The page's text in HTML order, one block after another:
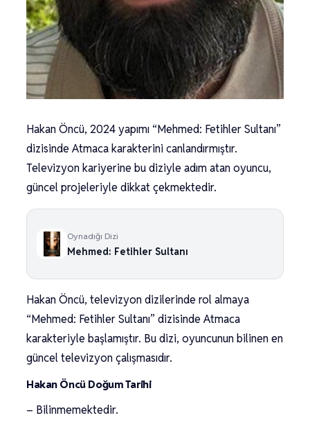
Hakan Öncü, 2024 yapımı “Mehmed: Fetihler Sultanı”
dizisinde Atmaca karakterini canlandırmıştır.
Televizyon kariyerine bu diziyle adım atan oyuncu,
güncel projeleriyle dikkat çekmektedir.
Oynadığı Dizi
Mehmed: Fetihler Sultanı
Hakan Öncü, televizyon dizilerinde rol almaya
“Mehmed: Fetihler Sultanı” dizisinde Atmaca
karakteriyle başlamıştır. Bu dizi, oyuncunun bilinen en
güncel televizyon çalışmasıdır.
Hakan Öncü Doğum Tarihi
– Bilinmemektedir.